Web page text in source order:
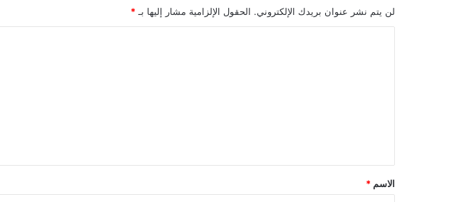
لن يتم نشر عنوان بريدك الإلكتروني. الحقول الإلزامية مشار إليها بـ *
ق
*
الاسم *